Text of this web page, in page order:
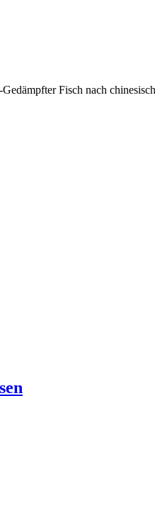
Fisch nach